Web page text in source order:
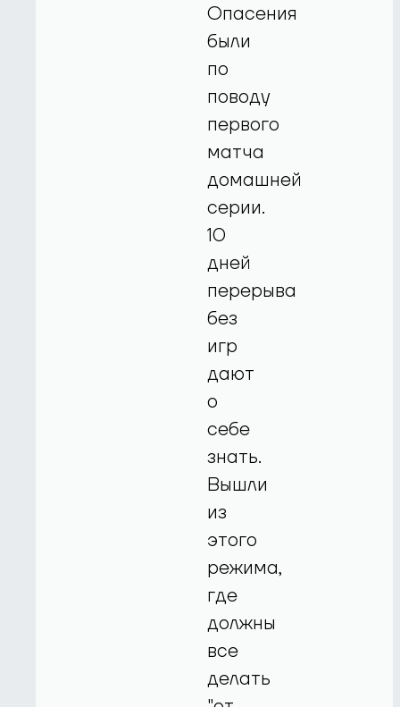
Опасения
были
по
поводу
первого
матча
домашней
серии.
10
дней
перерыва
без
игр
дают
о
себе
знать.
Вышли
из
этого
режима,
где
должны
все
делать